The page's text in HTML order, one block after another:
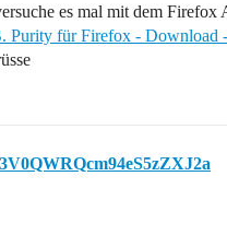
es mal mit dem Firefox
Purity für Firefox - Download